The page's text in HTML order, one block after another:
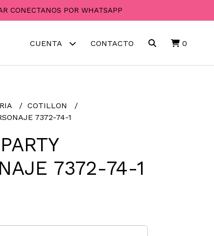
CONECTANOS POR WHATSAPP
CUENTA CONTACTO 0
COTILLON
7372-74-1
7372-74-1